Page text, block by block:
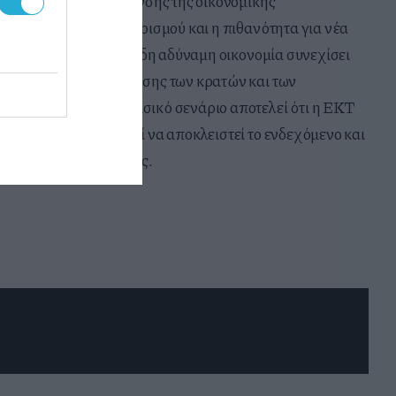
άνοδο του πληθωρισμού και η πιθανότητα για νέα
υποστηριχθεί, εάν η ήδη αδύναμη οικονομία συνεχίσει
κόστος χρηματοδότησης των κρατών και των
δραστηριότητα. Βασικό σενάριοαποτελεί ότι η ΕΚΤ
Παρότι δεν μπορεί να αποκλειστεί το ενδεχόμενο και
πολιτικής.